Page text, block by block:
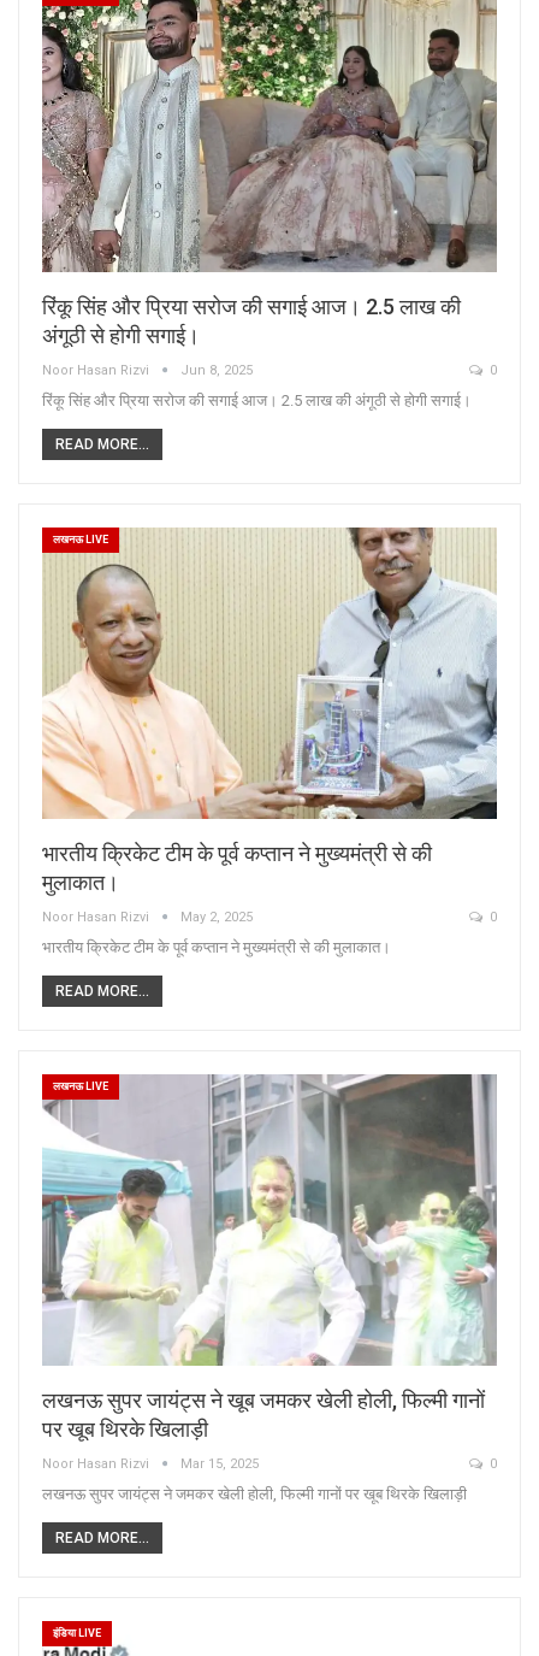
रिंकू सिंह और प्रिया सरोज की सगाई आज। 2.5 लाख की
अंगूठी से होगी सगाई।
Noor Hasan Rizvi Jun 8, 2025 0
रिंकू सिंह और प्रिया सरोज की सगाई आज। 2.5 लाख की अंगूठी से होगी सगाई।
READ MORE...
लखनऊ LIVE
भारतीय क्रिकेट टीम के पूर्व कप्तान ने मुख्यमंत्री से की
मुलाकात।
Noor Hasan Rizvi May 2, 2025 0
भारतीय क्रिकेट टीम के पूर्व कप्तान ने मुख्यमंत्री से की मुलाकात।
READ MORE...
लखनऊ LIVE
लखनऊ सुपर जायंट्स ने खूब जमकर खेली होली, फिल्मी गानों
पर खूब थिरके खिलाड़ी
Noor Hasan Rizvi Mar 15, 2025 0
लखनऊ सुपर जायंट्स ने जमकर खेली होली, फिल्मी गानों पर खूब थिरके खिलाड़ी
READ MORE...
इंडिया LIVE